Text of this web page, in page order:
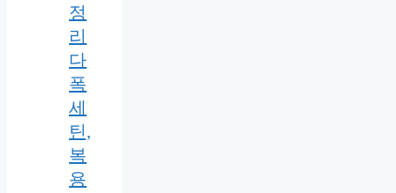
정
리
다
폭
세
틴,
복
용